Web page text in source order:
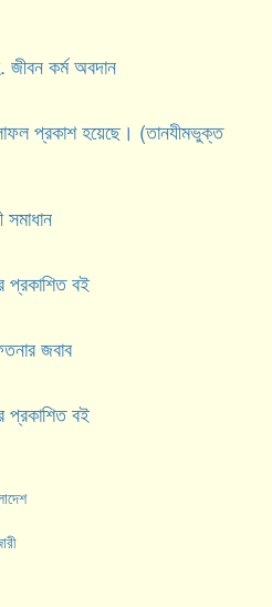
কর্ম অবদান
প্রকাশ হয়েছে। (তানযীমভুক্ত
প্রকাশিত বই
জবাব
প্রকাশিত বই